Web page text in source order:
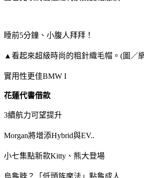
睡前5分鐘、小腹人拜拜！
▲看起來超級時尚的粗針織毛帽。(圖／
實用性更佳BMW I
花蓮代書借款
3續航力可望提升
Morgan將增添Hybrid與EV..
小七集點新款Kitty、熊大登場
烏龜脖？「低頭族摩法」點龜成人